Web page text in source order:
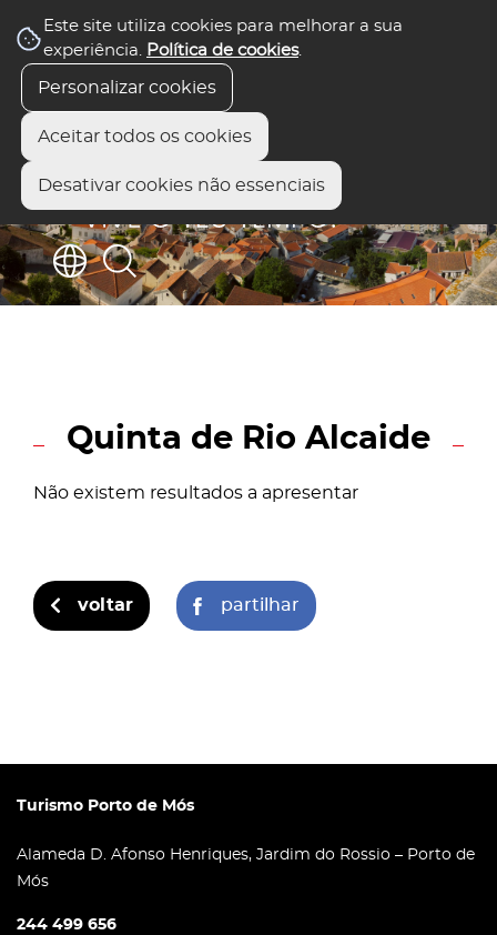
Este site utiliza cookies para melhorar a sua
experiência. Política de cookies.
Personalizar cookies
Aceitar todos os cookies
Desativar cookies não essenciais
Quinta de Rio Alcaide
Não existem resultados a apresentar
voltar partilhar
Turismo Porto de Mós
Alameda D. Afonso Henriques, Jardim do Rossio – Porto de
Mós
244 499 656